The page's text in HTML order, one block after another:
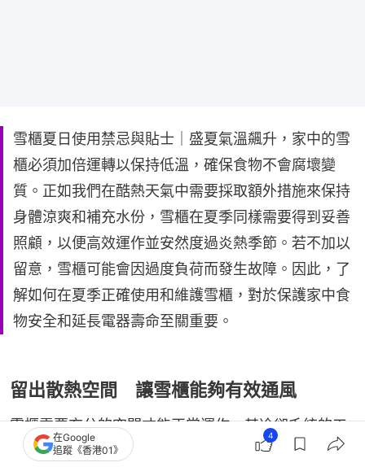
雪櫃夏日使用禁忌與貼士｜盛夏氣溫飆升，家中的雪
櫃必須加倍運轉以保持低溫，確保食物不會腐壞變
質。正如我們在酷熱天氣中需要採取額外措施來保持
身體涼爽和補充水份，雪櫃在夏季同樣需要得到妥善
照顧，以便高效運作並安然度過炎熱季節。若不加以
留意，雪櫃可能會因過度負荷而發生故障。因此，了
解如何在夏季正確使用和維護雪櫃，對於保護家中食
物安全和延長電器壽命至關重要。
留出散熱空間 讓雪櫃能夠有效通風
雪櫃需要充分的空間才能正常運作。其冷卻系統的工
作原理是從雪櫃內部吸收熱量，然後將這些熱量排放
在Google
追蹤《香港01》
4